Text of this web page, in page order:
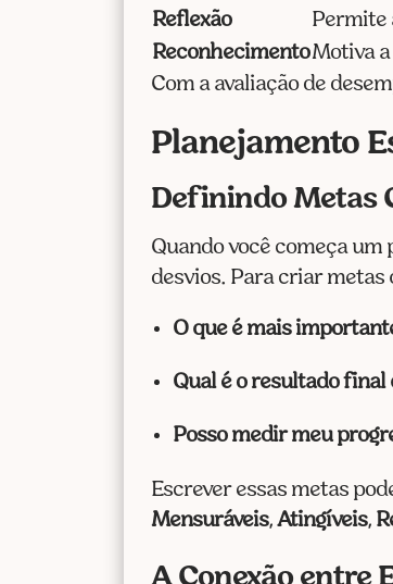
Reflexão
Permite
ReconhecimentoMotiva
Com a avaliação de
Planejamento
Definindo Metas
Quando você começa um
desvios. Para criar metas
O que é mais
Qual é o resultado final
Posso medir meu
Escrever essas metas
Mensuráveis,Atingíveis,